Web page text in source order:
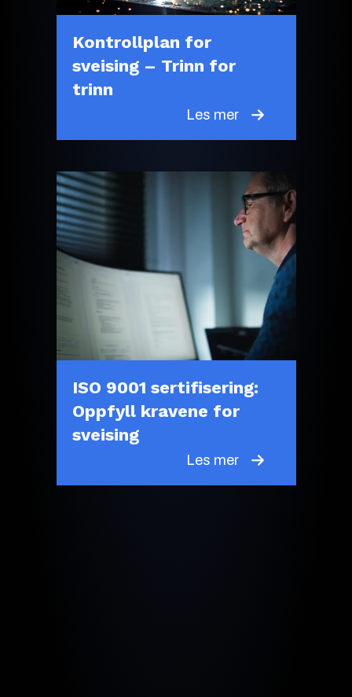
Kontrollplan for
sveising – Trinn for
trinn
Les mer
ISO 9001 sertifisering:
Oppfyll kravene for
sveising
Les mer